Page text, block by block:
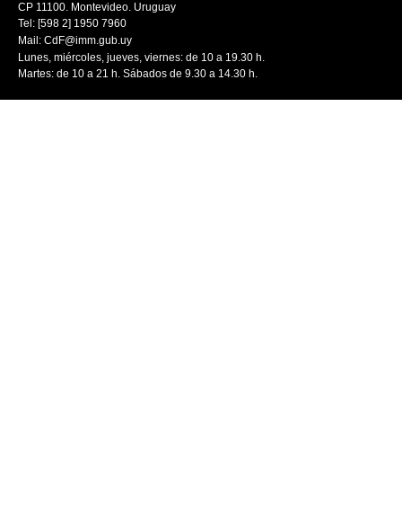
CP 11100. Montevideo. Uruguay
Tel: [598 2] 1950 7960
Mail: CdF@imm.gub.uy
Lunes, miércoles, jueves, viernes: de 10 a 19.30 h.
Martes: de 10 a 21 h. Sábados de 9.30 a 14.30 h.